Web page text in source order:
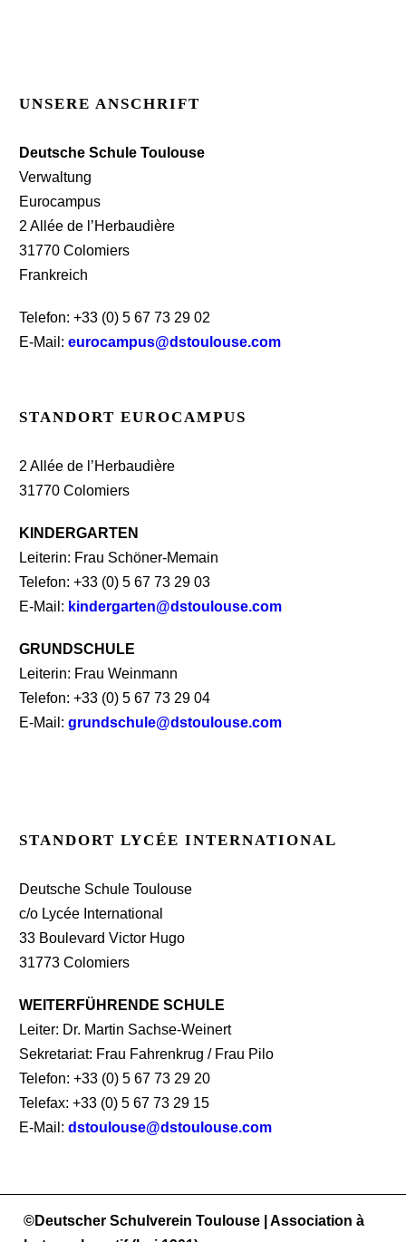
UNSERE ANSCHRIFT
Deutsche Schule Toulouse
Verwaltung
Eurocampus
2 Allée de l’Herbaudière
31770 Colomiers
Frankreich
Telefon: +33 (0) 5 67 73 29 02
E-Mail:eurocampus@dstoulouse.com
STANDORT EUROCAMPUS
2 Allée de l’Herbaudière
31770 Colomiers
KINDERGARTEN
Leiterin: Frau Schöner-Memain
Telefon: +33 (0) 5 67 73 29 03
E-Mail: kindergarten@dstoulouse.com
GRUNDSCHULE
Leiterin: Frau Weinmann
Telefon: +33 (0) 5 67 73 29 04
E-Mail:grundschule@dstoulouse.com
STANDORT LYCÉE INTERNATIONAL
Deutsche Schule Toulouse
c/o Lycée International
33 Boulevard Victor Hugo
31773 Colomiers
WEITERFÜHRENDE SCHULE
Leiter: Dr. Martin Sachse-Weinert
Sekretariat: Frau Fahrenkrug / Frau Pilo
Telefon: +33 (0) 5 67 73 29 20
Telefax: +33 (0) 5 67 73 29 15
E-Mail:dstoulouse@dstoulouse.com
©Deutscher Schulverein Toulouse | Association à